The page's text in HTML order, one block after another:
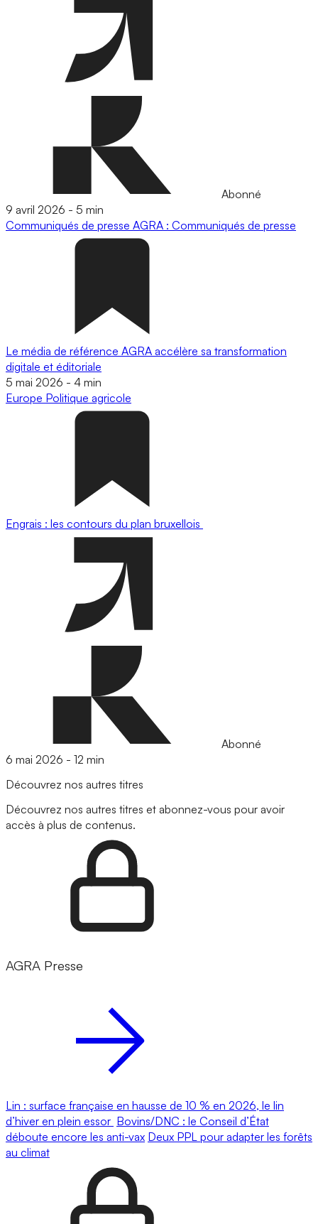
Abonné
9 avril 2026 - 5 min
Communiqués de presse AGRA : Communiqués de presse
Le média de référence AGRA accélère sa transformation
digitale et éditoriale
5 mai 2026 - 4 min
Europe Politique agricole
Engrais : les contours du plan bruxellois
Abonné
6 mai 2026 - 12 min
Découvrez nos autres titres
Découvrez nos autres titres et abonnez-vous pour avoir
accès à plus de contenus.
AGRA Presse
Lin : surface française en hausse de 10 % en 2026, le lin
d’hiver en plein essor Bovins/DNC : le Conseil d’État
déboute encore les anti-vax Deux PPL pour adapter les forêts
au climat